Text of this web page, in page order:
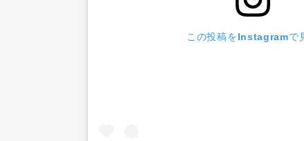
この投稿をInstagramで